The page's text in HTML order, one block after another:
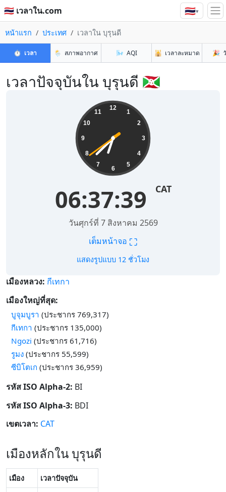
🇹🇭 เวลาใน.com 🇹🇭▾
หน้าแรก ประเทศ เวลาใน บุรุนดี
⏱️ เวลา 🌦️ สภาพอากาศ 🌬️ AQI 🕌 เวลาละหมาด 🎉
เวลาปัจจุบันใน บุรุนดี 🇧🇮
12
1
2
3
4
5
6
7
8
9
10
11
06:37:40 CAT
วันศุกร์ที่ 7 สิงหาคม 2569
เต็มหน้าจอ ⛶
แสดงรูปแบบ 12 ชั่วโมง
เมืองหลวง: กีเทกา
เมืองใหญ่ที่สุด:
บูจุมบูรา (ประชากร 769,317)
กีเทกา (ประชากร 135,000)
Ngozi (ประชากร 61,716)
รูมง (ประชากร 55,599)
ซีบิโตเก (ประชากร 36,959)
รหัส ISO Alpha-2: BI
รหัส ISO Alpha-3: BDI
เขตเวลา: CAT
เมืองหลักใน บุรุนดี
เมือง
เวลาปัจจุบัน